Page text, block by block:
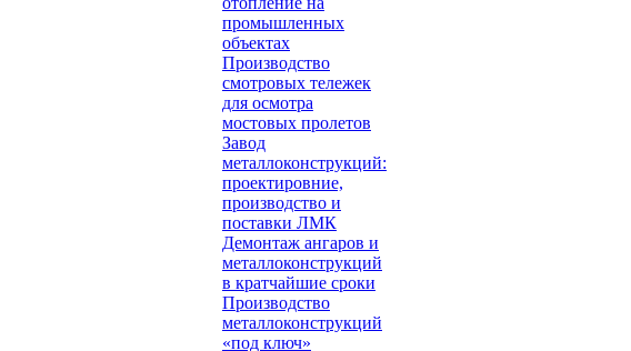
промышленных
объектах
Производство
смотровых тележек
для осмотра
мостовых пролетов
Завод
металлоконструкций:
проектировние,
производство и
поставки ЛМК
Демонтаж ангаров и
металлоконструкций
в кратчайшие сроки
Производство
металлоконструкций
«под ключ»